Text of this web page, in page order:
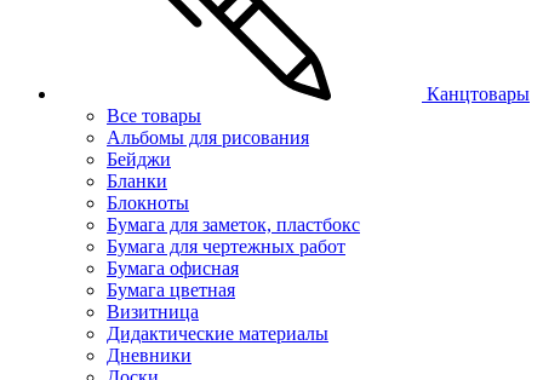
Канцтовары
Все товары
Альбомы для рисования
Бейджи
Бланки
Блокноты
Бумага для заметок, пластбокс
Бумага для чертежных работ
Бумага офисная
Бумага цветная
Визитница
Дидактические материалы
Дневники